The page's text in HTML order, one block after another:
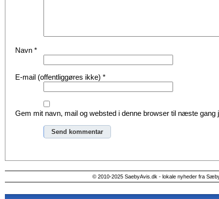
Navn *
E-mail (offentliggøres ikke) *
Gem mit navn, mail og websted i denne browser til næste gang
© 2010-2025 SaebyAvis.dk - lokale nyheder fra